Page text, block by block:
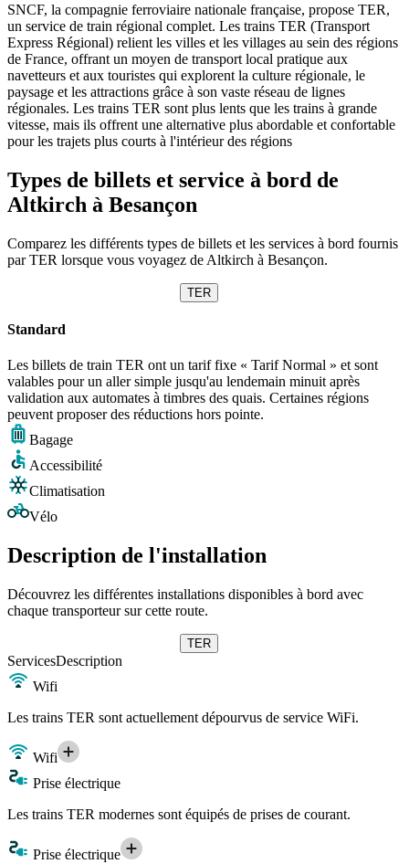
SNCF, la compagnie ferroviaire nationale française, propose TER,
un service de train régional complet. Les trains TER (Transport
Express Régional) relient les villes et les villages au sein des régions
de France, offrant un moyen de transport local pratique aux
navetteurs et aux touristes qui explorent la culture régionale, le
paysage et les attractions grâce à son vaste réseau de lignes
régionales. Les trains TER sont plus lents que les trains à grande
vitesse, mais ils offrent une alternative plus abordable et confortable
pour les trajets plus courts à l'intérieur des régions
Types de billets et service à bord de
Altkirch à Besançon
Comparez les différents types de billets et les services à bord fournis
par TER lorsque vous voyagez de Altkirch à Besançon.
TER
Standard
Les billets de train TER ont un tarif fixe « Tarif Normal » et sont
valables pour un aller simple jusqu'au lendemain minuit après
validation aux automates à timbres des quais. Certaines régions
peuvent proposer des réductions hors pointe.
Bagage
Accessibilité
Climatisation
Vélo
Description de l'installation
Découvrez les différentes installations disponibles à bord avec
chaque transporteur sur cette route.
TER
ServicesDescription
Wifi
Les trains TER sont actuellement dépourvus de service WiFi.
Wifi
Prise électrique
Les trains TER modernes sont équipés de prises de courant.
Prise électrique